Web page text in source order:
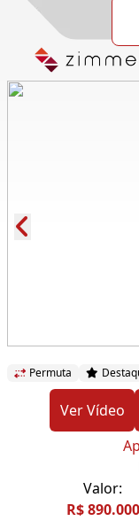
Permuta
Ver Vídeo
Valor:
R$ 890.000